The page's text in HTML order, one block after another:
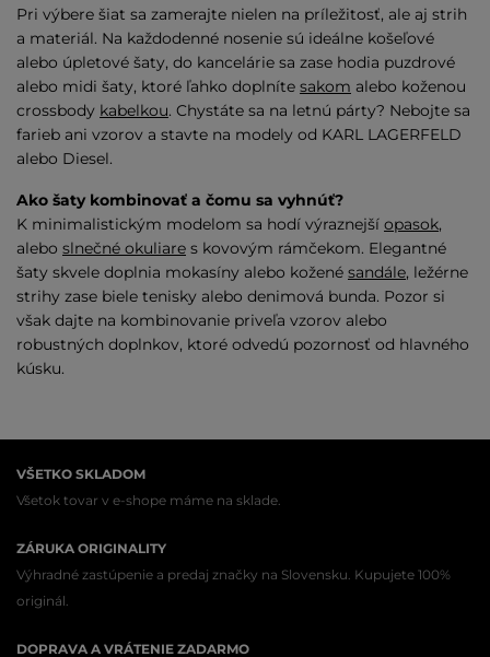
Pri výbere šiat sa zamerajte nielen na príležitosť, ale aj strih
a materiál. Na každodenné nosenie sú ideálne košeľové
alebo úpletové šaty, do kancelárie sa zase hodia puzdrové
alebo midi šaty, ktoré ľahko doplníte sakom alebo koženou
crossbody kabelkou. Chystáte sa na letnú párty? Nebojte sa
farieb ani vzorov a stavte na modely od KARL LAGERFELD
alebo Diesel.
Ako šaty kombinovať a čomu sa vyhnúť?
K minimalistickým modelom sa hodí výraznejší opasok,
alebo slnečné okuliare s kovovým rámčekom. Elegantné
šaty skvele doplnia mokasíny alebo kožené sandále, ležérne
strihy zase biele tenisky alebo denimová bunda. Pozor si
však dajte na kombinovanie priveľa vzorov alebo
robustných doplnkov, ktoré odvedú pozornosť od hlavného
kúsku.
VŠETKO SKLADOM
Všetok tovar v e-shope máme na sklade.
ZÁRUKA ORIGINALITY
Výhradné zastúpenie a predaj značky na Slovensku. Kupujete 100%
originál.
DOPRAVA A VRÁTENIE ZADARMO